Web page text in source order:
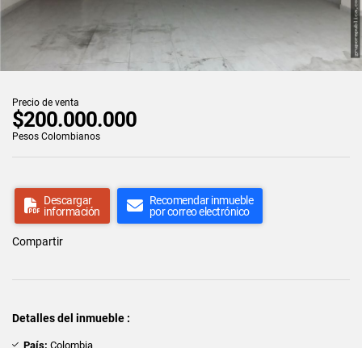
Precio de venta
$200.000.000
Pesos Colombianos
Descargar
información
Recomendar inmueble
por correo electrónico
Compartir
Detalles del inmueble :
País: Colombia